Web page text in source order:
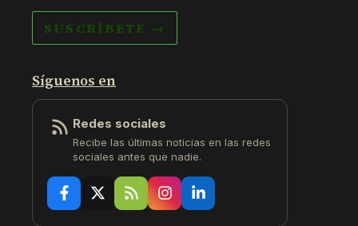
SUSCRÍBETE →
Síguenos en
Redes sociales
Recibe las últimas noticias en las redes
sociales antes que nadie.